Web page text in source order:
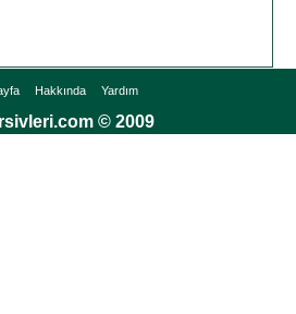
Hakkında Yardım
© 2009